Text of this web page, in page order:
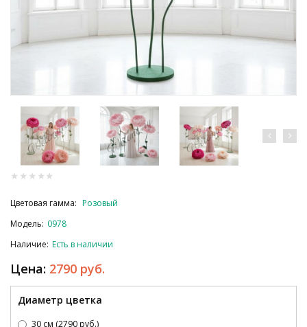
Цветовая гамма: Розовый
Модель: 0978
Наличие: Есть в наличии
Цена: 2790 руб.
Диаметр цветка
30 см (2790 руб.)